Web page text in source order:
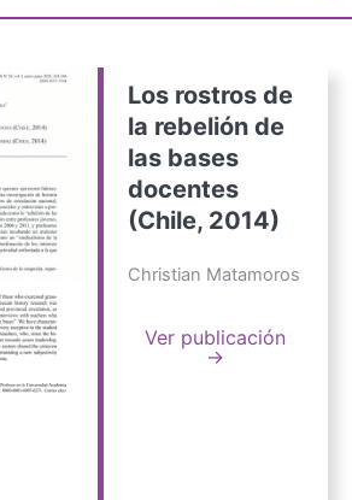
Los rostros de
la rebelión de
las bases
docentes
(Chile, 2014)
Christian Matamoros
Ver publicación
→